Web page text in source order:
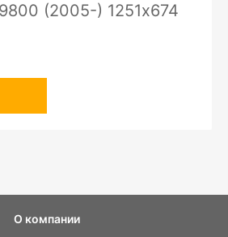
(2005-) 1251х674
О компании